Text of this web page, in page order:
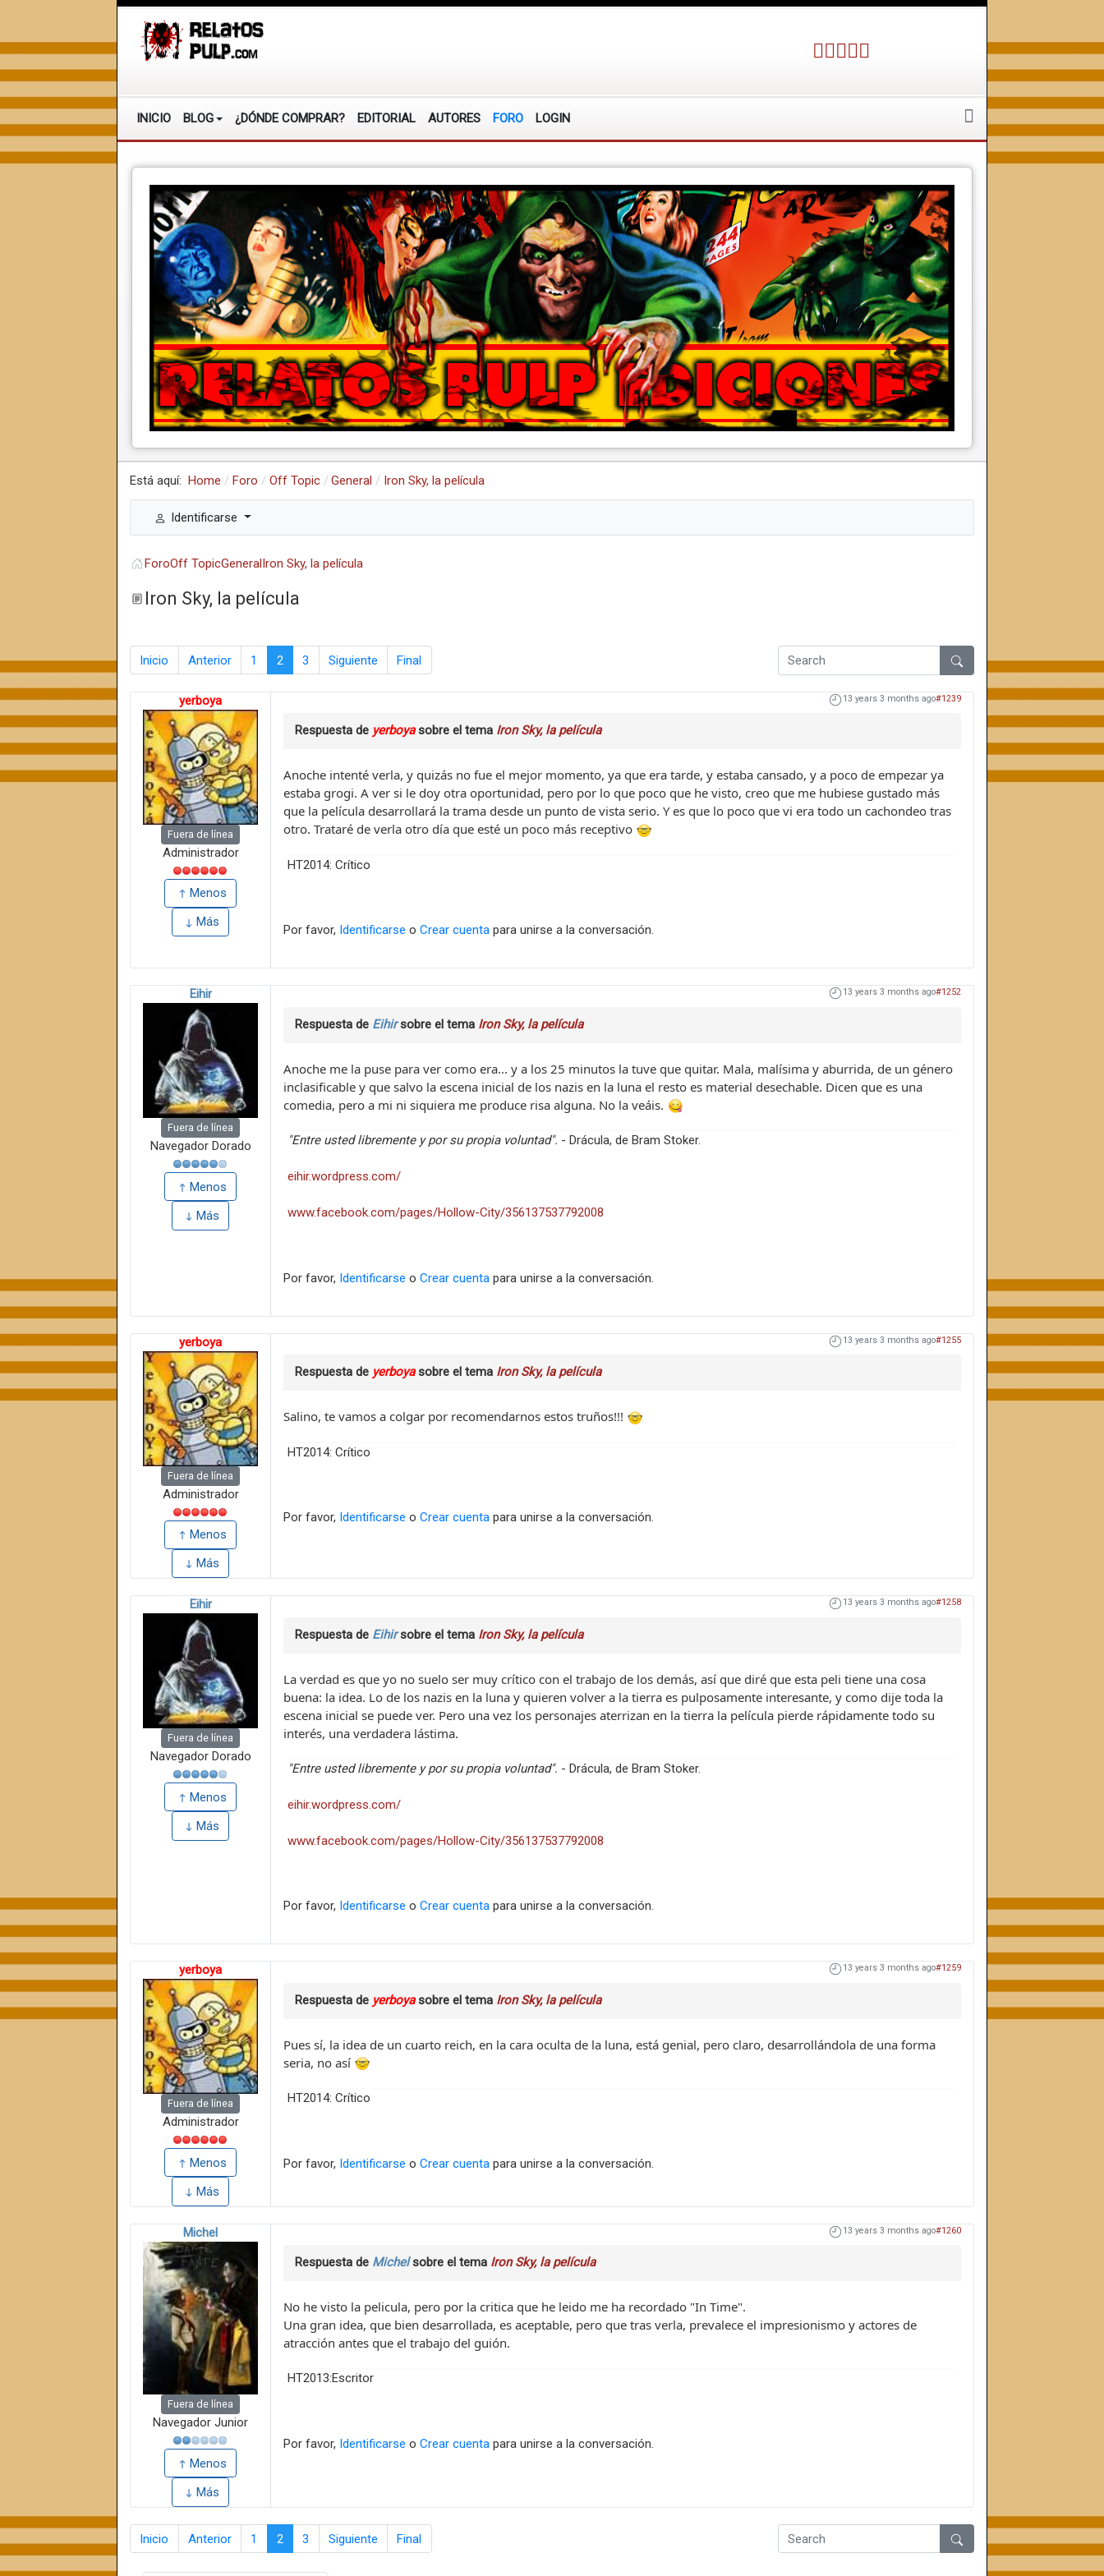
INICIO BLOG ¿DÓNDE COMPRAR? EDITORIAL AUTORES FORO LOGIN
Está aquí: Home Foro Off Topic General Iron Sky, la película
Identificarse
ForoOff TopicGeneralIron Sky, la película
Iron Sky, la película
Inicio Anterior 1 2 3 Siguiente Final
yerboya
Fuera de línea
Administrador
Menos
Más
13 years 3 months ago#1239
Respuesta de yerboyasobre el tema Iron Sky, la película
Anoche intenté verla, y quizás no fue el mejor momento, ya que era tarde, y estaba cansado, y a poco de empezar ya
estaba grogi. A ver si le doy otra oportunidad, pero por lo que poco que he visto, creo que me hubiese gustado más
que la película desarrollará la trama desde un punto de vista serio. Y es que lo poco que vi era todo un cachondeo tras
otro. Trataré de verla otro día que esté un poco más receptivo
HT2014: Crítico
Por favor, Identificarse o Crear cuenta para unirse a la conversación.
Eihir
Fuera de línea
Navegador Dorado
Menos
Más
13 years 3 months ago#1252
Respuesta de Eihirsobre el tema Iron Sky, la película
Anoche me la puse para ver como era... y a los 25 minutos la tuve que quitar. Mala, malísima y aburrida, de un género
inclasificable y que salvo la escena inicial de los nazis en la luna el resto es material desechable. Dicen que es una
comedia, pero a mi ni siquiera me produce risa alguna. No la veáis.
"Entre usted libremente y por su propia voluntad". - Drácula, de Bram Stoker.
eihir.wordpress.com/
www.facebook.com/pages/Hollow-City/356137537792008
Por favor, Identificarse o Crear cuenta para unirse a la conversación.
yerboya
Fuera de línea
Administrador
Menos
Más
13 years 3 months ago#1255
Respuesta de yerboyasobre el tema Iron Sky, la película
Salino, te vamos a colgar por recomendarnos estos truños!!!
HT2014: Crítico
Por favor, Identificarse o Crear cuenta para unirse a la conversación.
Eihir
Fuera de línea
Navegador Dorado
Menos
Más
13 years 3 months ago#1258
Respuesta de Eihirsobre el tema Iron Sky, la película
La verdad es que yo no suelo ser muy crítico con el trabajo de los demás, así que diré que esta peli tiene una cosa
buena: la idea. Lo de los nazis en la luna y quieren volver a la tierra es pulposamente interesante, y como dije toda la
escena inicial se puede ver. Pero una vez los personajes aterrizan en la tierra la película pierde rápidamente todo su
interés, una verdadera lástima.
"Entre usted libremente y por su propia voluntad". - Drácula, de Bram Stoker.
eihir.wordpress.com/
www.facebook.com/pages/Hollow-City/356137537792008
Por favor, Identificarse o Crear cuenta para unirse a la conversación.
yerboya
Fuera de línea
Administrador
Menos
Más
13 years 3 months ago#1259
Respuesta de yerboyasobre el tema Iron Sky, la película
Pues sí, la idea de un cuarto reich, en la cara oculta de la luna, está genial, pero claro, desarrollándola de una forma
seria, no así
HT2014: Crítico
Por favor, Identificarse o Crear cuenta para unirse a la conversación.
Michel
Fuera de línea
Navegador Junior
Menos
Más
13 years 3 months ago#1260
Respuesta de Michelsobre el tema Iron Sky, la película
No he visto la pelicula, pero por la critica que he leido me ha recordado "In Time".
Una gran idea, que bien desarrollada, es aceptable, pero que tras verla, prevalece el impresionismo y actores de
atracción antes que el trabajo del guión.
HT2013:Escritor
Por favor, Identificarse o Crear cuenta para unirse a la conversación.
Inicio Anterior 1 2 3 Siguiente Final